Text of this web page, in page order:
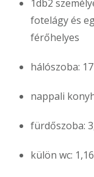
1db2
fotelágy és
férőhelyes
hálószoba:
nappali
fürdőszoba:
külön wc: